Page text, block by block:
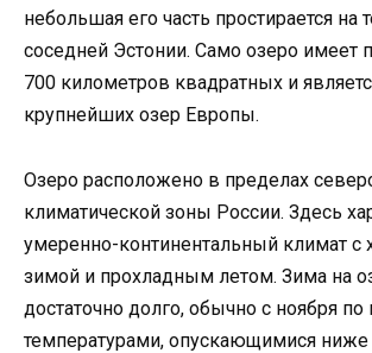
небольшая его часть простирается на
соседней Эстонии. Само озеро имеет
700 километров квадратных и
крупнейших озер Европы.
Озеро расположено в пределах
климатической зоны России. Здесь
умеренно-континентальный климат с
зимой и прохладным летом. Зима на
достаточно долго, обычно с ноября по
температурами, опускающимися ниже